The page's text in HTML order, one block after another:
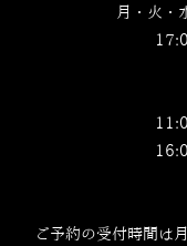
月・火・
ご予約の受付時間は